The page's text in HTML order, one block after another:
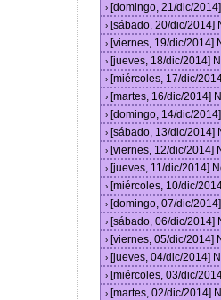
› [domingo, 21/dic/
› [sábado, 20/dic/
› [viernes, 19/dic/2014]
› [jueves, 18/dic/2014]
› [miércoles, 17/dic/
› [martes, 16/dic/2014]
› [domingo, 14/dic/
› [sábado, 13/dic/
› [viernes, 12/dic/2014]
› [jueves, 11/dic/2014]
› [miércoles, 10/dic/
› [domingo, 07/dic/
› [sábado, 06/dic/
› [viernes, 05/dic/2014]
› [jueves, 04/dic/2014]
› [miércoles, 03/dic/
› [martes, 02/dic/2014]